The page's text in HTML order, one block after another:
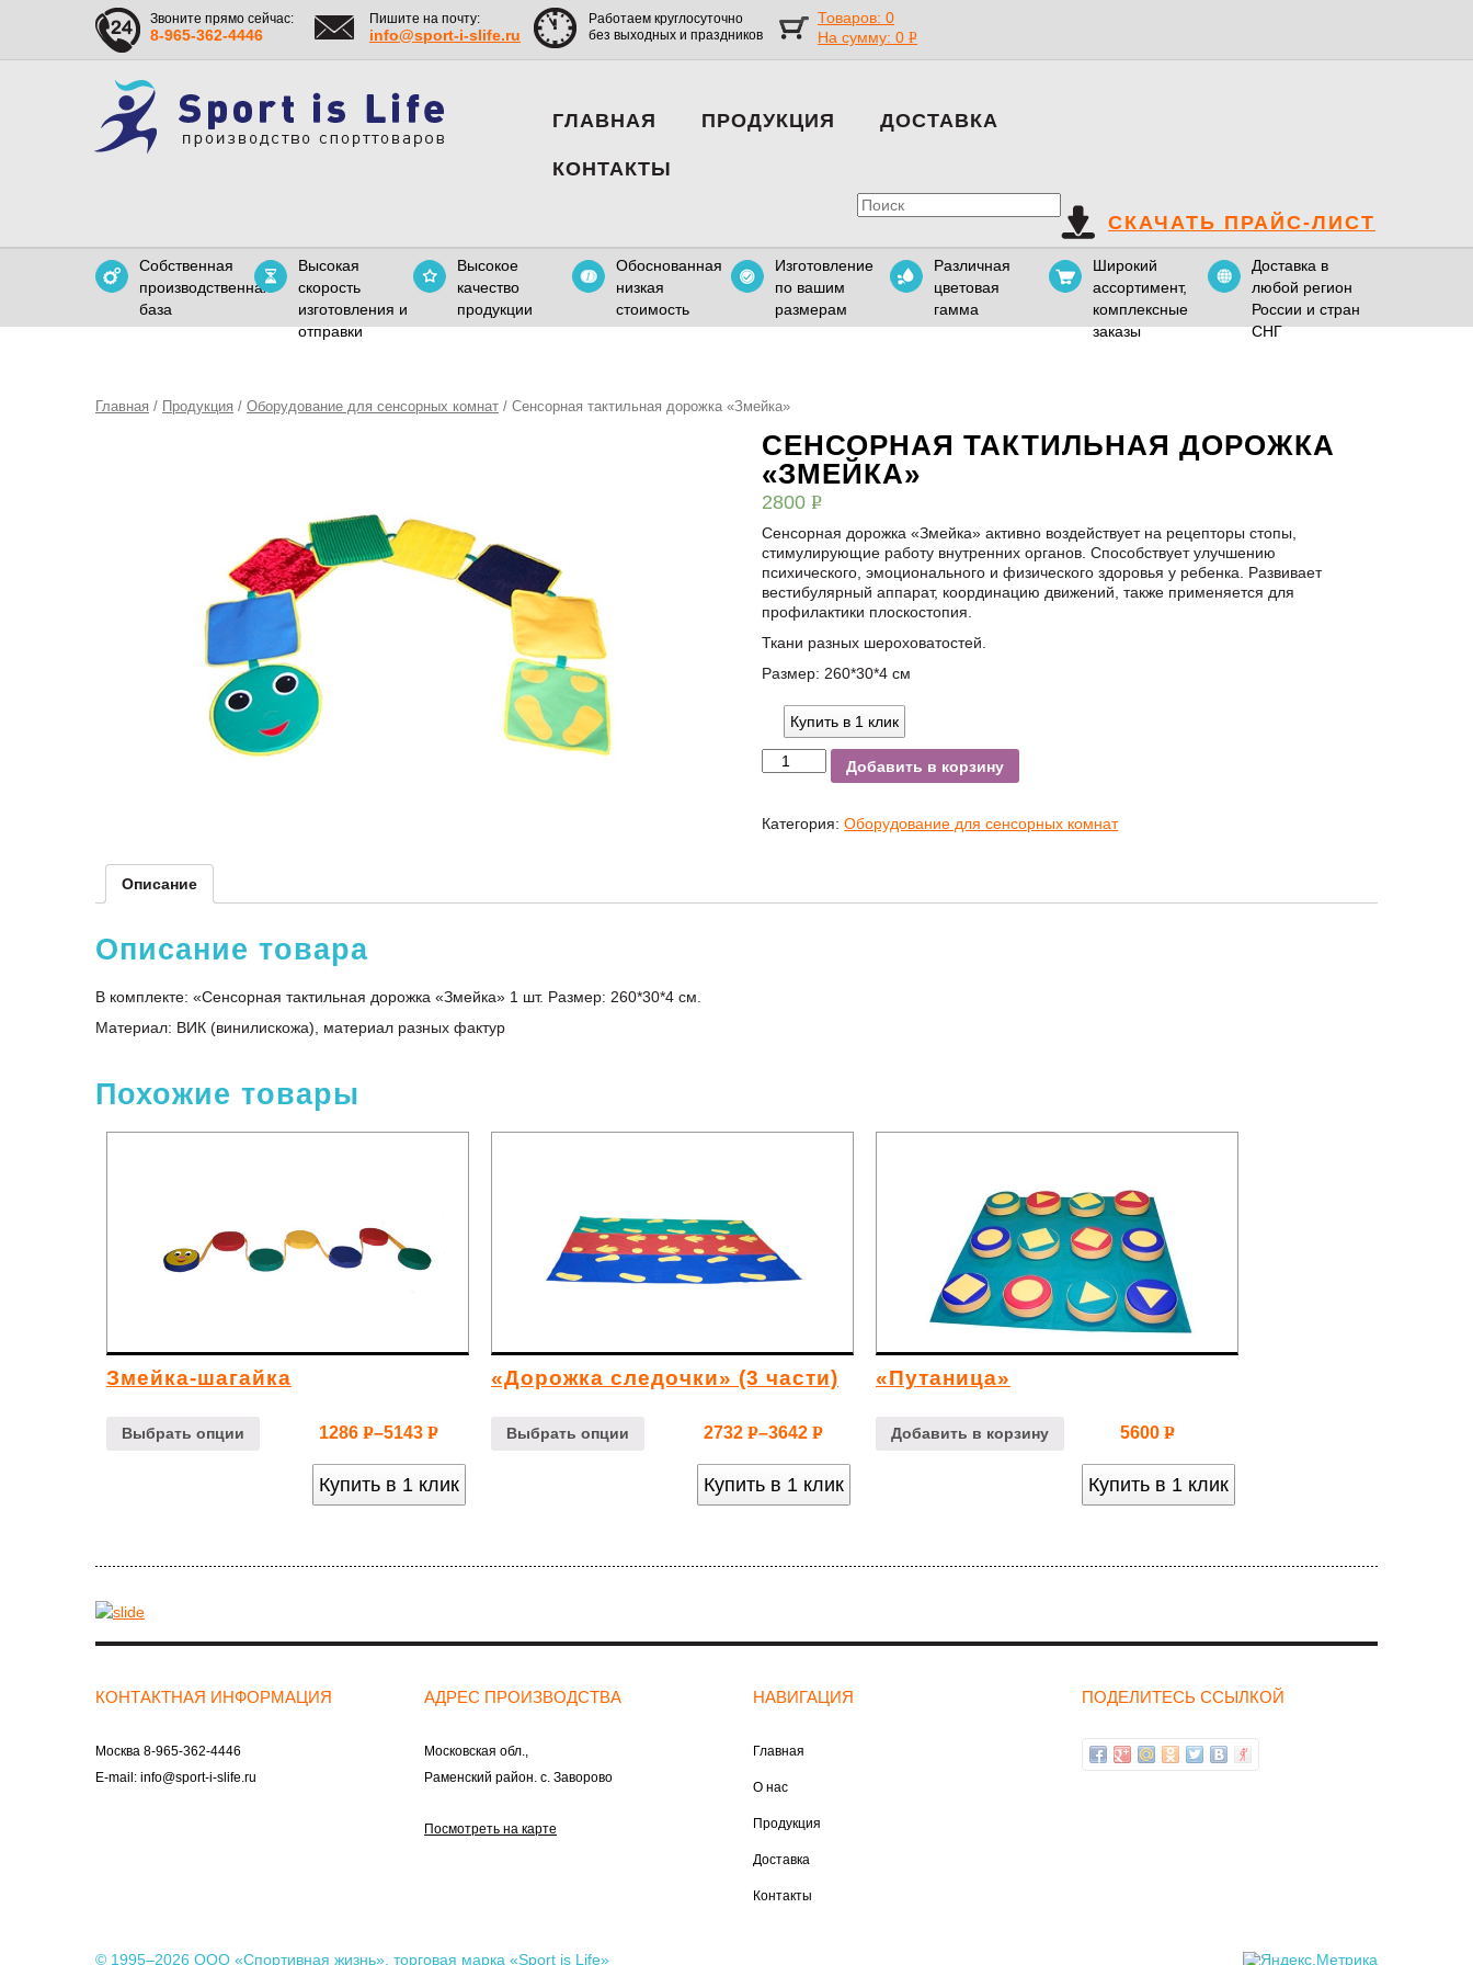
Звоните прямо сейчас:
8-965-362-4446
Пишите на почту:
info@sport-i-slife.ru
Работаем круглосуточно
без выходных и праздников
Товаров: 0
На сумму: 0 Р
УБ.
ГЛАВНАЯ ПРОДУКЦИЯ ДОСТАВКА
КОНТАКТЫ
СКАЧАТЬ ПРАЙС-ЛИСТ
Собственная
производственная
база
Высокая
скорость
изготовления и
отправки
Высокое
качество
продукции
Обоснованная
низкая
стоимость
Изготовление
по вашим
размерам
Различная
цветовая
гамма
Широкий
ассортимент,
комплексные
заказы
Доставка в
любой регион
России и стран
СНГ
Главная / Продукция / Оборудование для сенсорных комнат / Сенсорная тактильная дорожка «Змейка»
СЕНСОРНАЯ ТАКТИЛЬНАЯ ДОРОЖКА
«ЗМЕЙКА»
2800Р
Сенсорная дорожка «Змейка» активно воздействует на рецепторы стопы,
стимулирующие работу внутренних органов. Способствует улучшению
психического, эмоционального и физического здоровья у ребенка. Развивает
вестибулярный аппарат, координацию движений, также применяется для
профилактики плоскостопия.
Ткани разных шероховатостей.
Размер: 260*30*4 см
Купить в 1 клик
Добавить в корзину
Категория:Оборудование для сенсорных комнат
Описание
Описание товара
В комплекте: «Сенсорная тактильная дорожка «Змейка» 1 шт. Размер: 260*30*4 см.
Материал: ВИК (винилискожа), материал разных фактур
Похожие товары
Змейка-шагайка
Выбрать опции 1286 Р–5143 Р
Купить в 1 клик
«Дорожка следочки» (3 части)
Выбрать опции 2732 Р–3642 Р
Купить в 1 клик
«Путаница»
Добавить в корзину 5600Р
Купить в 1 клик
КОНТАКТНАЯ ИНФОРМАЦИЯ
Москва 8-965-362-4446
E-mail: info@sport-i-slife.ru
АДРЕС ПРОИЗВОДСТВА
Московская обл.,
Раменский район. с. Заворово
Посмотреть на карте
НАВИГАЦИЯ
Главная
О нас
Продукция
Доставка
Контакты
ПОДЕЛИТЕСЬ ССЫЛКОЙ
© 1995–2026 ООО «Спортивная жизнь», торговая марка «Sport is Life»